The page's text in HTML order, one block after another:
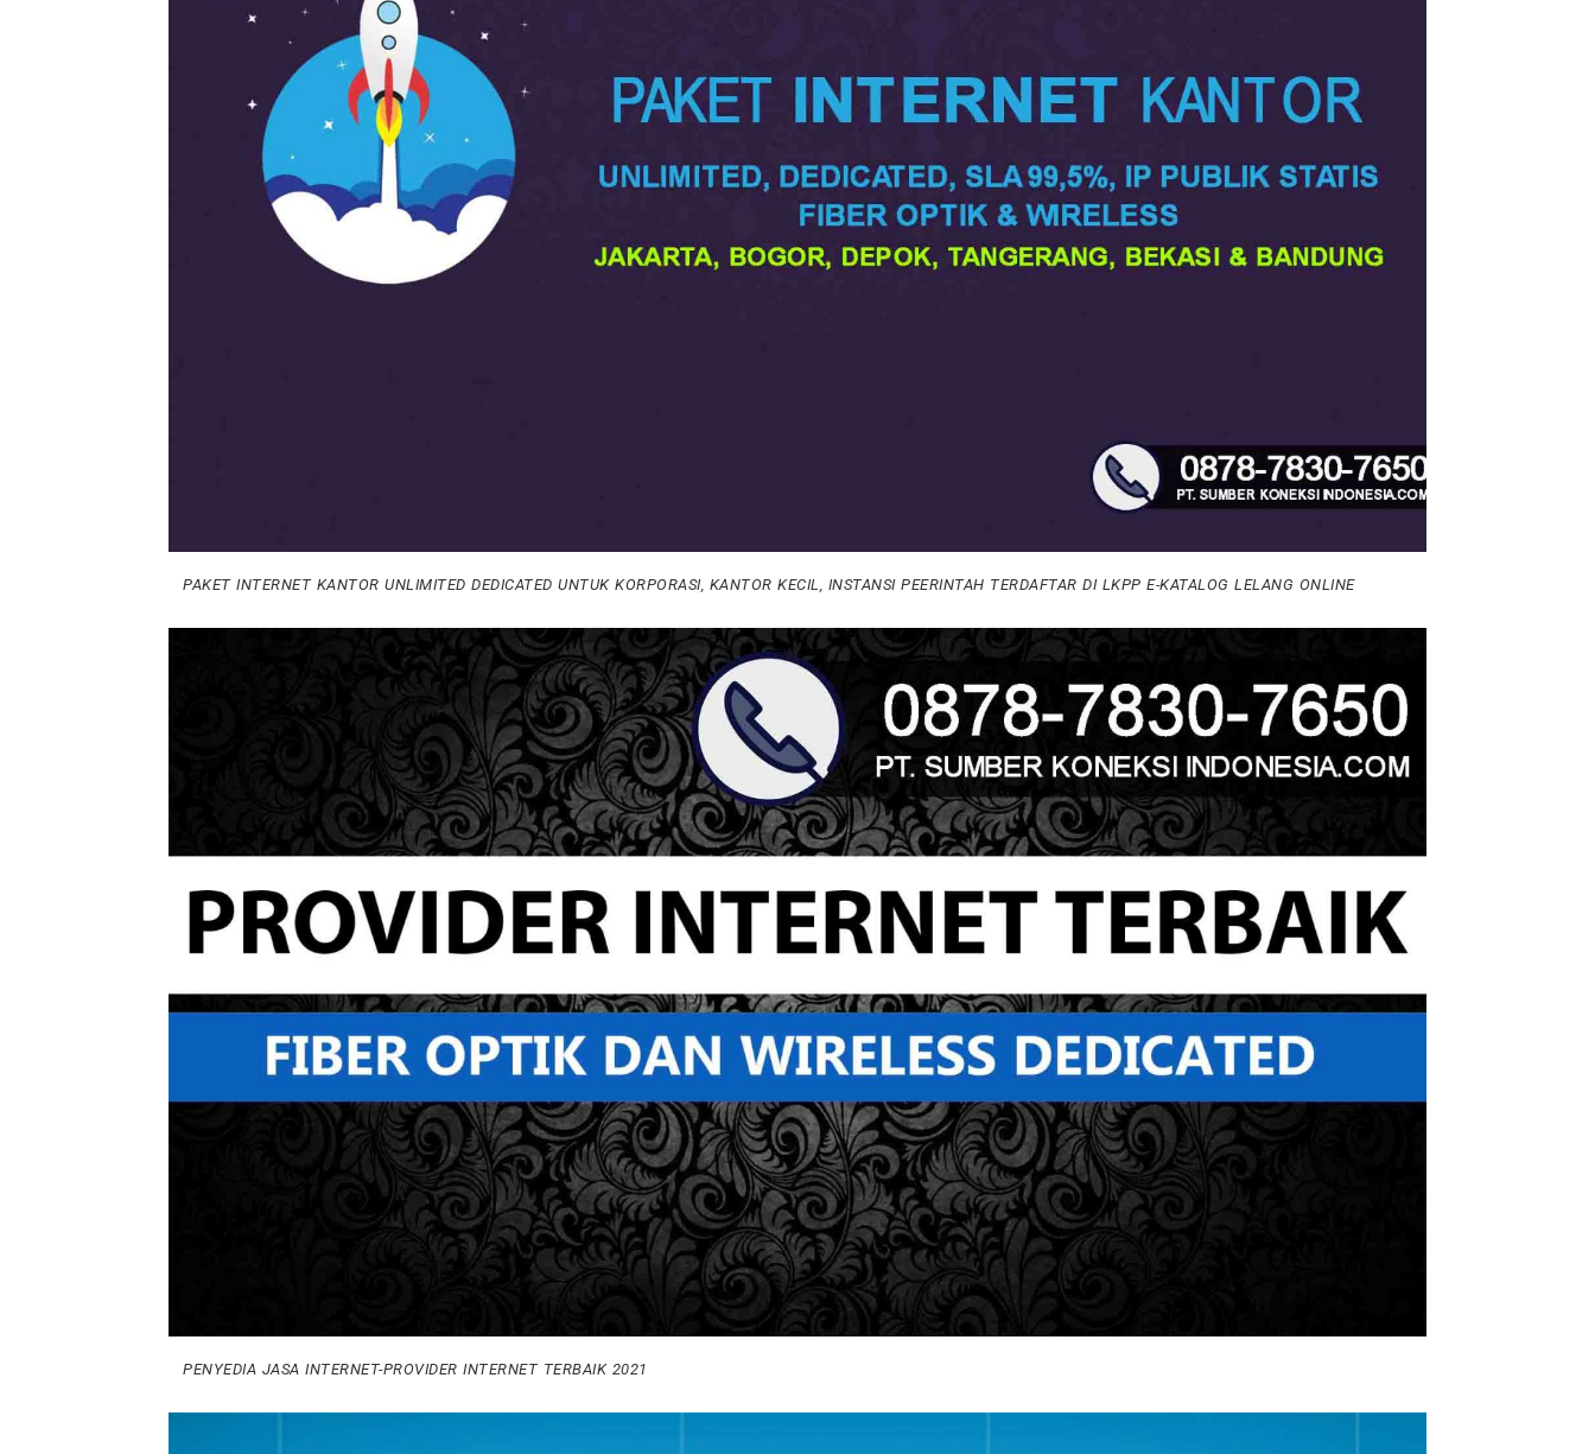
PAKET INTERNET KANTOR UNLIMITED DEDICATED UNTUK KORPORASI, KANTOR KECIL, INSTANSI PEERINTAH TERDAFTAR DI LKPP E-KATALOG LELANG ONLINE
PENYEDIA JASA INTERNET-PROVIDER INTERNET TERBAIK 2021